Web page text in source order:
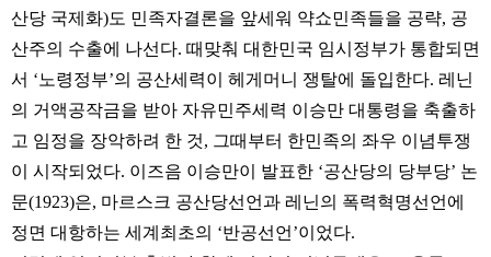
산당 국제화)도 민족자결론을 앞세워 약쇼민족들을 공략, 공
산주의 수출에 나선다. 때맞춰 대한민국 임시정부가 통합되면
서 ‘노령정부’의 공산세력이 헤게머니 쟁탈에 돌입한다. 레닌
의 거액공작금을 받아 자유민주세력 이승만 대통령을 축출하
고 임정을 장악하려 한 것, 그때부터 한민족의 좌우 이념투쟁
이 시작되었다. 이즈음 이승만이 발표한 ‘공산당의 당부당’ 논
문(1923)은, 마르스크 공산당선언과 레닌의 폭력혁명선언에
정면 대항하는 세계최초의 ‘반공선언’이었다.